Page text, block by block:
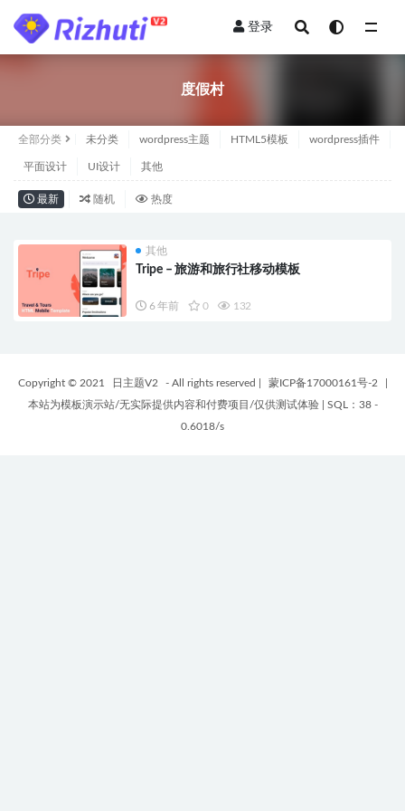
登录
度假村
全部分类 未分类 wordpress主题 HTML5模板 wordpress插件
平面设计 UI设计 其他
最新 随机 热度
其他
Tripe – 旅游和旅行社移动模板
6 年前 0 132
Copyright © 2021 日主题V2 - All rights reserved 蒙ICP备17000161号-2
本站为模板演示站/无实际提供内容和付费项目/仅供测试体验
SQL：38 -
0.6018/s